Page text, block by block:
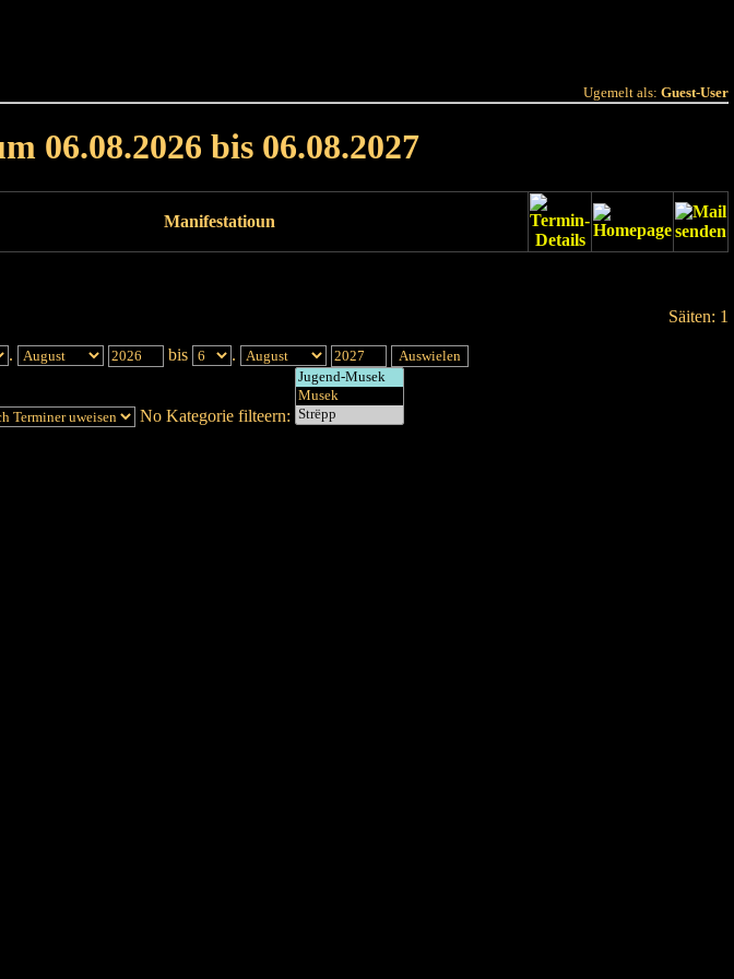
Ugemelt als: Guest-User
06.08.2026 bis 06.08.2027
Manifestatioun
Säiten: 1
. bis .
No Kategorie filteern: